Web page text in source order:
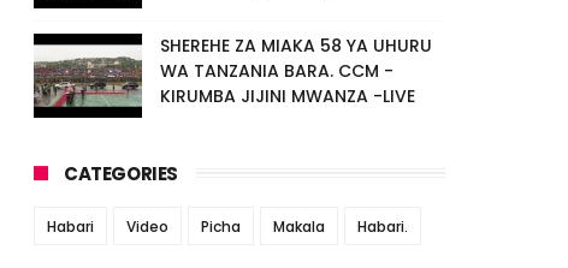
SHEREHE ZA MIAKA 58 YA UHURU
WA TANZANIA BARA. CCM -
KIRUMBA JIJINI MWANZA -LIVE
CATEGORIES
Habari Video Picha Makala Habari.